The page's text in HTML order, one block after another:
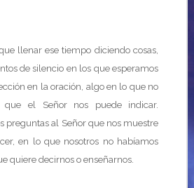
llenar ese tiempo diciendo cosas,
de silencio en los que esperamos
en la oración, algo en lo que no
que el Señor nos puede indicar.
preguntas al Señor que nos muestre
en lo que nosotros no habíamos
quiere decirnos o enseñarnos.